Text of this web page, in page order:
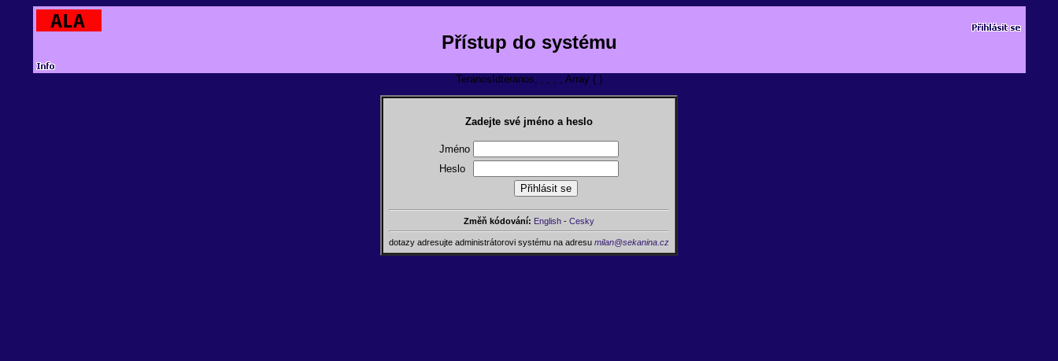
Přístup do systému
TeranosIdteranos, , , , , Array ( )
Zadejte své jméno a heslo
Jméno
Heslo
Změň kódování: English - Cesky
dotazy adresujte administrátorovi systému na adresu milan@sekanina.cz